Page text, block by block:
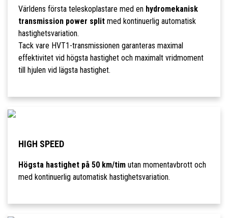
Världens första teleskoplastare med en hydromekanisk
transmission power splitmed kontinuerlig automatisk
hastighetsvariation.
Tack vare HVT1-transmissionen garanteras maximal
effektivitet vid högsta hastighet och maximalt vridmoment
till hjulen vid lägsta hastighet.
HIGH SPEED
Högsta hastighet på 50 km/timutan momentavbrott och
med kontinuerlig automatisk hastighetsvariation.